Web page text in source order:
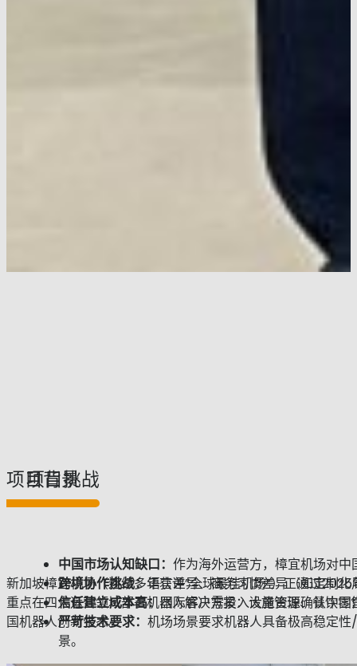
项目背景
新加坡樟宜机场（连续多年获评”全球最佳机场”）正通过
重点在四大运营领域部署机器人解决方案：设施管理、餐饮
国机器人创新生态。
项目挑战
中国市场认知缺口： 作为海外运营方，樟宜机场对
跨境协作挑战：语言差异、商务习惯差异（如定制
信任建立成本高：国际客户需投入大量资源确认中
严苛技术要求： 机场场景要求机器人具备极高稳定
景。